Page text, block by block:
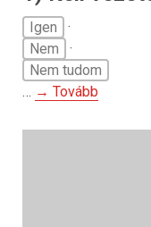
Igen
·
Nem
·
Nem tudom
… → Tovább